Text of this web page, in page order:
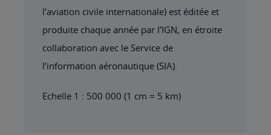
l’aviation civile internationale) est éditée et
produite chaque année par l’IGN, en étroite
collaboration avec le Service de
l’information aéronautique (SIA).
Echelle 1 : 500 000 (1 cm = 5 km)